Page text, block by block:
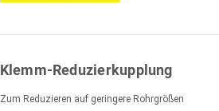
Klemm-Reduzierkupplung
Zum Reduzieren auf geringere Rohrgrößen